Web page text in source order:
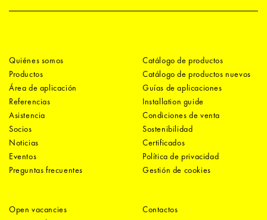
Quiénes somos
Productos
Área de aplicación
Referencias
Asistencia
Socios
Noticias
Eventos
Preguntas frecuentes
Catálogo de productos
Catálogo de productos nuevos
Guías de aplicaciones
Installation guide
Condiciones de venta
Sostenibilidad
Certificados
Política de privacidad
Gestión de cookies
Open vacancies
Contactos